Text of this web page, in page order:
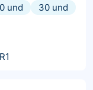
und
30 und